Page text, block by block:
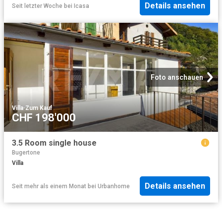
Seit letzter Woche bei Icasa Details ansehen
Foto anschauen
Villa·Zum Kauf
CHF 198'000
3.5 Room single house
Bugertone
Villa
Seit mehr als einem Monat bei Urbanhome Details ansehen